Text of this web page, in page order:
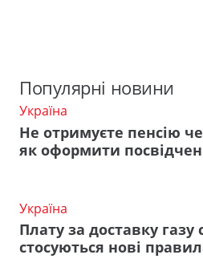
Популярні новини
Україна
Не отримуєте пенсію
як оформити
Україна
Плату за доставку газу
стосуються нові